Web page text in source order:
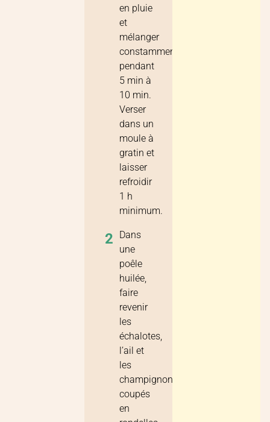
en pluie
et
mélanger
constamment
pendant
5 min à
10 min.
Verser
dans un
moule à
gratin et
laisser
refroidir
1 h
minimum.
2
Dans
une
poêle
huilée,
faire
revenir
les
échalotes,
l’ail et
les
champignons
coupés
en